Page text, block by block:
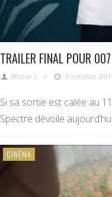
TRAILER FINAL POUR
Mister L. / 3 octobre
Si sa sortie est calée au
Spectre dévoile
CINÉMA